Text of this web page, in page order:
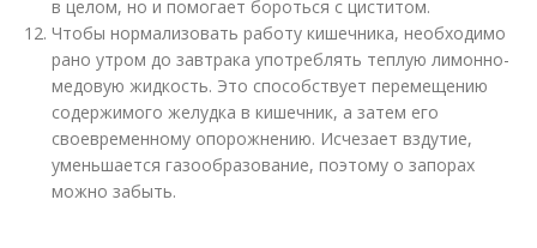
в целом, но и помогает бороться с циститом.
Чтобы нормализовать работу кишечника, необходимо
рано утром до завтрака употреблять теплую лимонно-
медовую жидкость. Это способствует перемещению
содержимого желудка в кишечник, а затем его
своевременному опорожнению. Исчезает вздутие,
уменьшается газообразование, поэтому о запорах
можно забыть.